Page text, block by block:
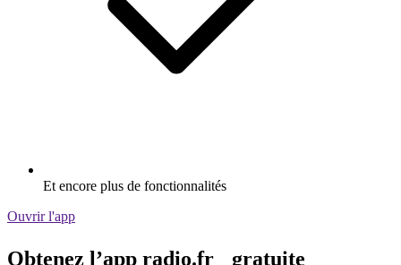
Et encore plus de fonctionnalités
Ouvrir l'app
Obtenez l’app radio.fr gratuite